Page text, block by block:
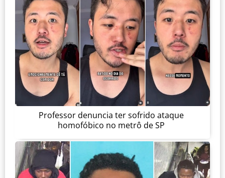
Professor denuncia ter sofrido ataque
homofóbico no metrô de SP